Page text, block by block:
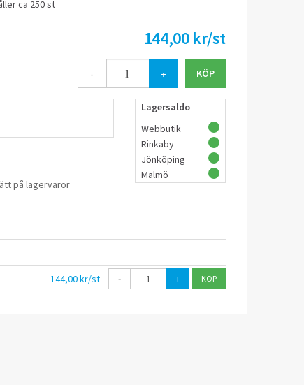
ca 250 st
144,00 kr/st
- +
på lagervaror
Lagersaldo
Webbutik
Rinkaby
Jönköping
Malmö
144,00 kr/st - +